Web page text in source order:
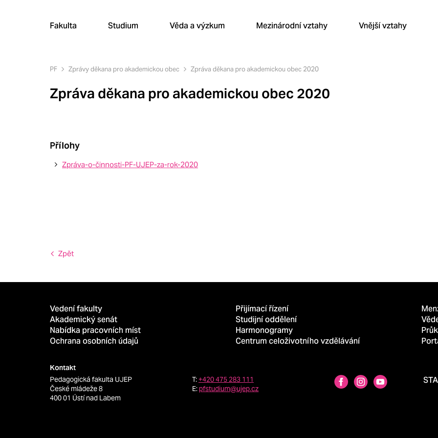
Fakulta Studium Věda a výzkum Mezinárodní vztahy Vnější vztahy
PF Zprávy děkana pro akademickou obec Zpráva děkana pro akademickou obec 2020
Zpráva děkana pro akademickou obec 2020
Přílohy
Zpráva-o-činnosti-PF-UJEP-za-rok-2020
Zpět
Vedení fakulty
Akademický senát
Nabídka pracovních míst
Ochrana osobních údajů
Přijímací řízení
Studijní oddělení
Harmonogramy
Centrum celoživotního vzdělávání
Kontakt
Pedagogická fakulta UJEP
České mládeže 8
400 01 Ústí nad Labem
T:+420 475 283 111
E:pfstudium@ujep.cz